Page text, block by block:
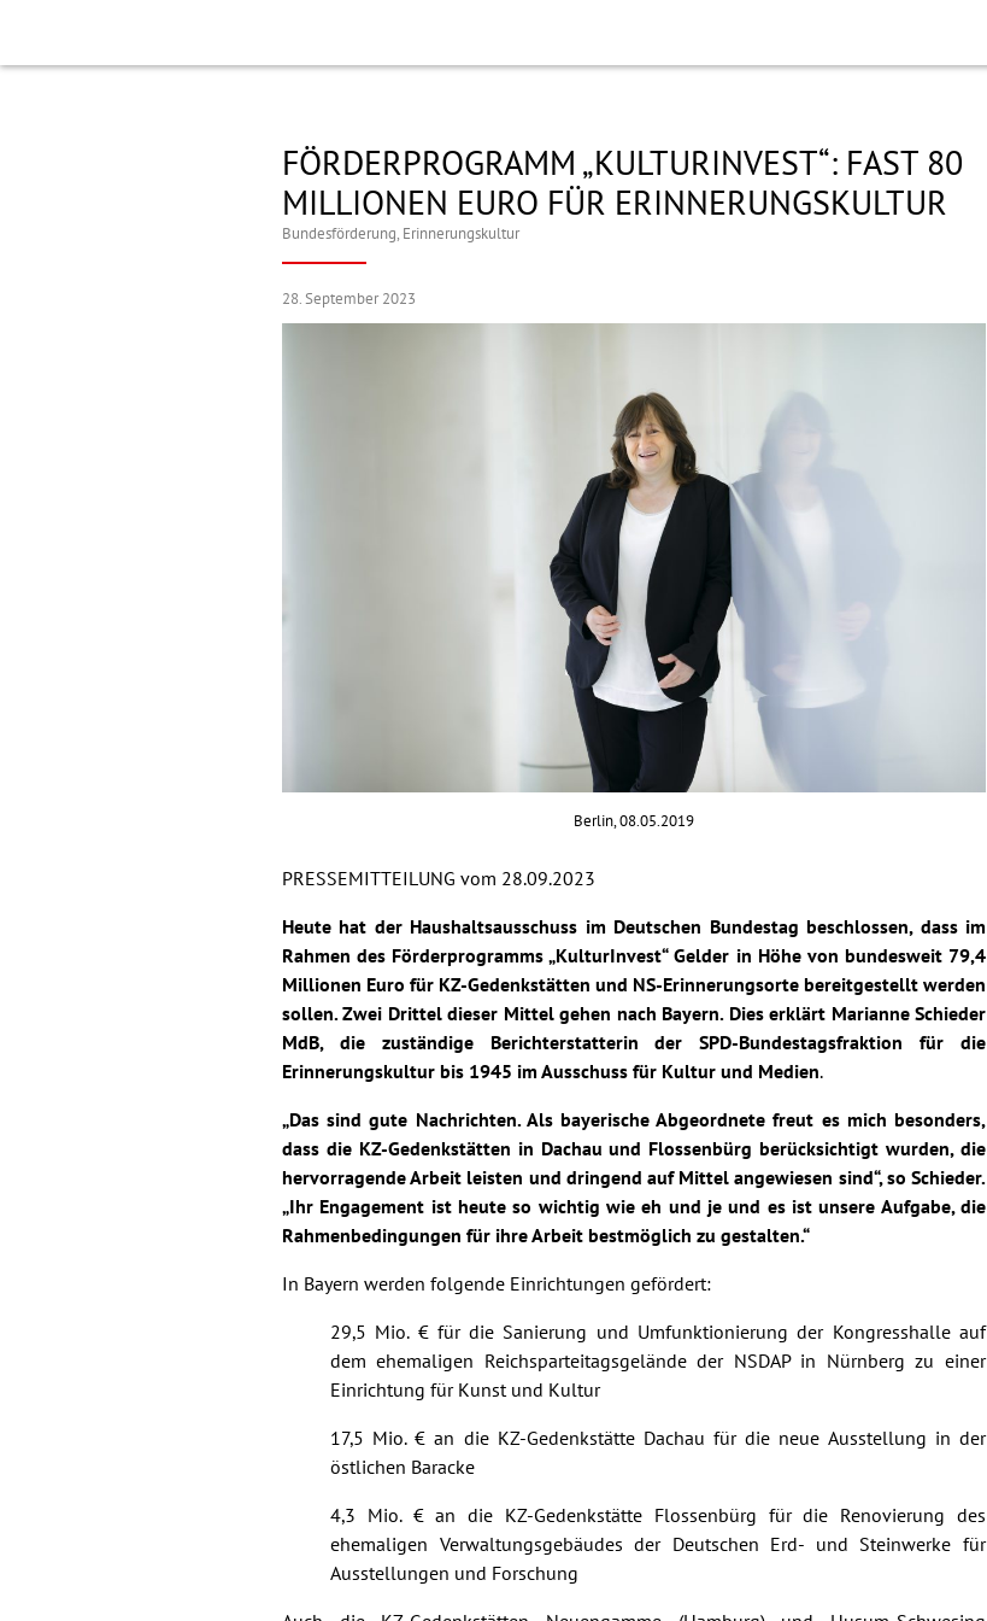
FÖRDERPROGRAMM „KULTURINVEST“: FAST 80
MILLIONEN EURO FÜR ERINNERUNGSKULTUR
Bundesförderung, Erinnerungskultur
28. September 2023
Berlin, 08.05.2019
PRESSEMITTEILUNG vom 28.09.2023
Heute hat der Haushaltsausschuss im Deutschen Bundestag beschlossen, dass im
Rahmen des Förderprogramms „KulturInvest“ Gelder in Höhe von bundesweit 79,4
Millionen Euro für KZ-Gedenkstätten und NS-Erinnerungsorte bereitgestellt werden
sollen. Zwei Drittel dieser Mittel gehen nach Bayern. Dies erklärt Marianne Schieder
MdB, die zuständige Berichterstatterin der SPD-Bundestagsfraktion für die
Erinnerungskultur bis 1945 im Ausschuss für Kultur und Medien.
„Das sind gute Nachrichten. Als bayerische Abgeordnete freut es mich besonders,
dass die KZ-Gedenkstätten in Dachau und Flossenbürg berücksichtigt wurden, die
hervorragende Arbeit leisten und dringend auf Mittel angewiesen sind“, so Schieder.
„Ihr Engagement ist heute so wichtig wie eh und je und es ist unsere Aufgabe, die
Rahmenbedingungen für ihre Arbeit bestmöglich zu gestalten.“
In Bayern werden folgende Einrichtungen gefördert:
29,5 Mio. € für die Sanierung und Umfunktionierung der Kongresshalle auf
dem ehemaligen Reichsparteitagsgelände der NSDAP in Nürnberg zu einer
Einrichtung für Kunst und Kultur
17,5 Mio. € an die KZ-Gedenkstätte Dachau für die neue Ausstellung in der
östlichen Baracke
4,3 Mio. € an die KZ-Gedenkstätte Flossenbürg für die Renovierung des
ehemaligen Verwaltungsgebäudes der Deutschen Erd- und Steinwerke für
Ausstellungen und Forschung